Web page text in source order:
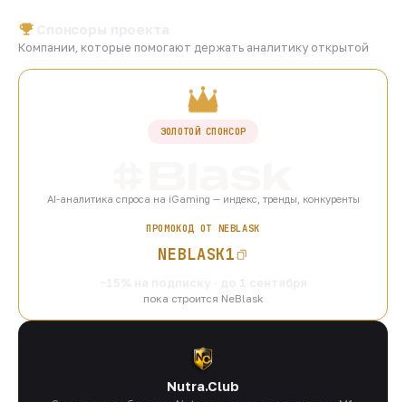
Компании, которые помогают держать аналитику открытой
ЗОЛОТОЙ СПОНСОР
AI-аналитика спроса на iGaming — индекс, тренды, конкуренты
ПРОМОКОД ОТ NEBLASK
NEBLASK1
пока строится NeBlask
Nutra.Club